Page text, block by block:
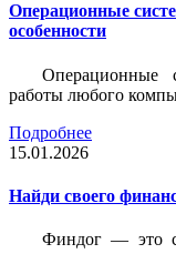
Операционные
особенности
Операционные
работы любого
Подробнее
15.01.2026
Найди своего
Финдог — это